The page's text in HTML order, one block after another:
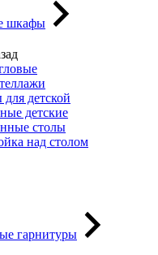
шкафы
детской
детские
столы
над столом
гарнитуры